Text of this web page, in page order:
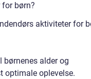
børn?
aktiviteter for
alder og
optimale oplevelse.